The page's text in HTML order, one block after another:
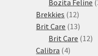
Bozita Feline
Brekkies 1212
Brit Care 1313
Brit Care 1212
Calibra 44